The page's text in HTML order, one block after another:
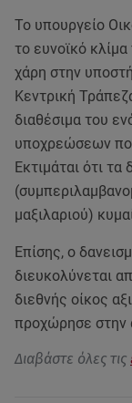
Το υπουργείο
το ευνοϊκό
χάρη στην
Κεντρική
διαθέσιμα του
υποχρεώσεων
Εκτιμάται ότι τα
μαξιλαριού)
Επίσης, ο
διευκολύνεται
διεθνής οίκος
προχώρησε στην
Διαβάστε όλες τις